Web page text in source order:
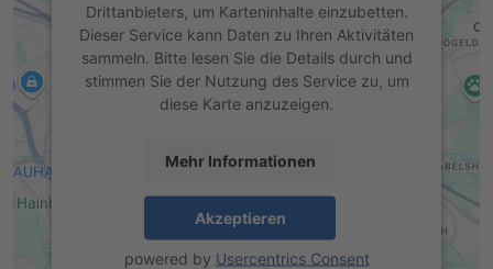
Drittanbieters, um Karteninhalte einzubetten.
Dieser Service kann Daten zu Ihren Aktivitäten
sammeln. Bitte lesen Sie die Details durch und
stimmen Sie der Nutzung des Service zu, um
diese Karte anzuzeigen.
Mehr Informationen
Akzeptieren
powered by Usercentrics Consent